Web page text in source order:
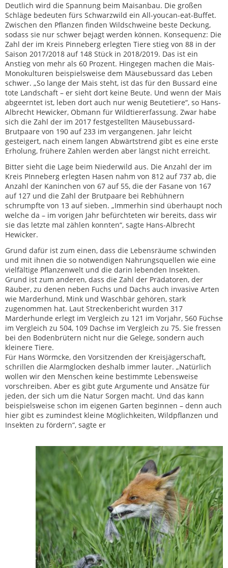
Deutlich wird die Spannung beim Maisanbau. Die großen
Schläge bedeuten fürs Schwarzwild ein All-youcan-eat-Buffet.
Zwischen den Pflanzen finden Wildschweine beste Deckung,
sodass sie nur schwer bejagt werden können. Konsequenz: Die
Zahl der im Kreis Pinneberg erlegten Tiere stieg von 88 in der
Saison 2017/2018 auf 148 Stück in 2018/2019. Das ist ein
Anstieg von mehr als 60 Prozent. Hingegen machen die Mais-
Monokulturen beispielsweise dem Mäusebussard das Leben
schwer. „So lange der Mais steht, ist das für den Bussard eine
tote Landschaft – er sieht dort keine Beute. Und wenn der Mais
abgeerntet ist, leben dort auch nur wenig Beutetiere“, so Hans-
Albrecht Hewicker, Obmann für Wildtiererfassung. Zwar habe
sich die Zahl der im 2017 festgestellten Mäusebussard-
Brutpaare von 190 auf 233 im vergangenen. Jahr leicht
gesteigert, nach einem langen Abwärtstrend gibt es eine erste
Erholung, frühere Zahlen werden aber längst nicht erreicht.
Bitter sieht die Lage beim Niederwild aus. Die Anzahl der im
Kreis PInneberg erlegten Hasen nahm von 812 auf 737 ab, die
Anzahl der Kaninchen von 67 auf 55, die der Fasane von 167
auf 127 und die Zahl der Brutpaare bei Rebhühnern
schrumpfte von 13 auf sieben. „Immerhin sind überhaupt noch
welche da – im vorigen Jahr befürchteten wir bereits, dass wir
sie das letzte mal zählen konnten“, sagte Hans-Albrecht
Hewicker.
Grund dafür ist zum einen, dass die Lebensräume schwinden
und mit ihnen die so notwendigen Nahrungsquellen wie eine
vielfältige Pflanzenwelt und die darin lebenden Insekten.
Grund ist zum anderen, dass die Zahl der Prädatoren, der
Räuber, zu denen neben Fuchs und Dachs auch invasive Arten
wie Marderhund, Mink und Waschbär gehören, stark
zugenommen hat. Laut Streckenbericht wurden 317
Marderhunde erlegt im Vergleich zu 121 im Vorjahr, 560 Füchse
im Vergleich zu 504, 109 Dachse im Vergleich zu 75. Sie fressen
bei den Bodenbrütern nicht nur die Gelege, sondern auch
kleinere Tiere.
Für Hans Wörmcke, den Vorsitzenden der Kreisjägerschaft,
schrillen die Alarmglocken deshalb immer lauter. „Natürlich
wollen wir den Menschen keine bestimmte Lebensweise
vorschreiben. Aber es gibt gute Argumente und Ansätze für
jeden, der sich um die Natur Sorgen macht. Und das kann
beispielsweise schon im eigenen Garten beginnen – denn auch
hier gibt es zumindest kleine Möglichkeiten, Wildpflanzen und
Insekten zu fördern“, sagte er